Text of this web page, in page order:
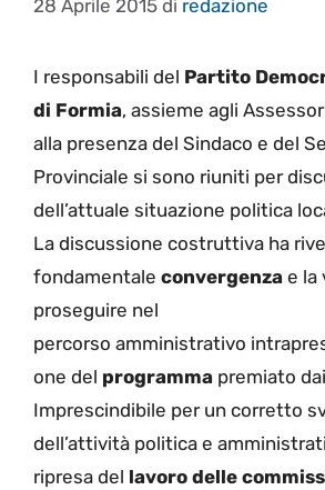
28 Aprile 2015 di redazione
I responsabili del Partito
di Formia, assieme agli
alla presenza del Sindaco e del
Provinciale si sono riuniti per
dell’attuale situazione politica
La discussione costruttiva ha
fondamentale convergenza e la
proseguire nel
percorso amministrativo
one del programma premiato
Imprescindibile per un corretto
dell’attività politica e
ripresa del lavoro delle